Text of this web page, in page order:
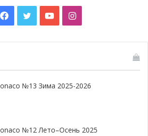
жизни гетеросексуальных и
– быть!
о совместной жизни» окончательно
Facebook
TwitterYouTubeInstagram
№13 Зима 2025-2026
№12 Лето–Осень 2025